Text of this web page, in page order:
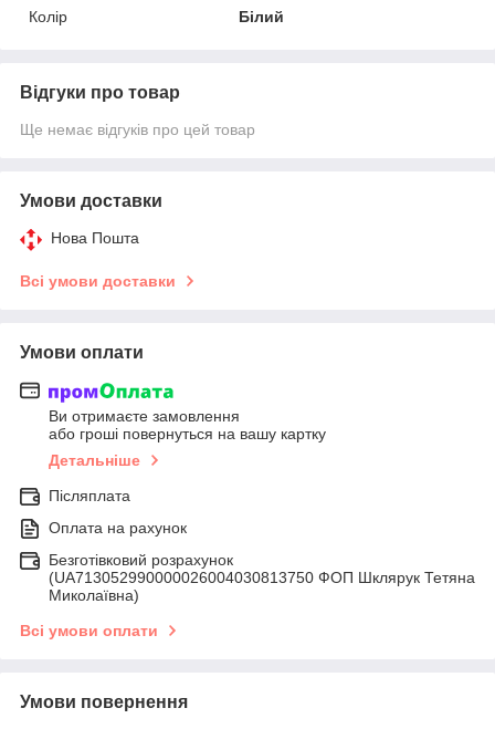
Колір
Білий
Відгуки про товар
Ще немає відгуків про цей товар
Умови доставки
Нова Пошта
Всі умови доставки
Умови оплати
Ви отримаєте замовлення
або гроші повернуться на вашу картку
Детальніше
Післяплата
Оплата на рахунок
Безготівковий розрахунок
(UA713052990000026004030813750 ФОП Шклярук Тетяна
Миколаївна)
Всі умови оплати
Умови повернення